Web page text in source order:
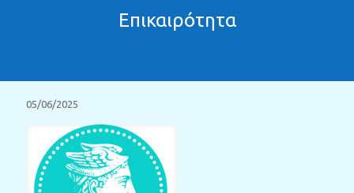
Επικαιρότητα
05/06/2025